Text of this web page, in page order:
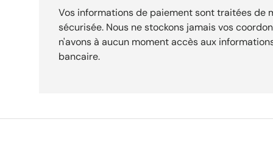
Vos informations de paiement sont traitées de
sécurisée. Nous ne stockons jamais vos
n'avons à aucun moment accès aux
bancaire.